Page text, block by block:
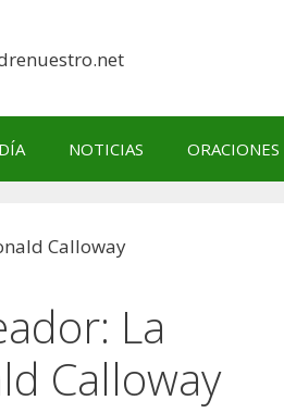
NOTICIAS ORACIONES
La
Calloway